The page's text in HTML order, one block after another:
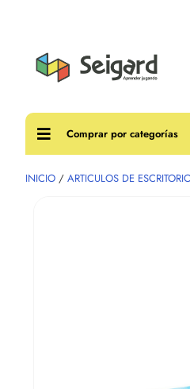
Comprar por categorías
INICIO / ARTICULOS DE